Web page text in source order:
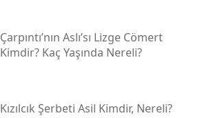
Çarpıntı’nın Aslı’sı Lizge Cömert
Kimdir? Kaç Yaşında Nereli?
Kızılcık Şerbeti Asil Kimdir, Nereli?